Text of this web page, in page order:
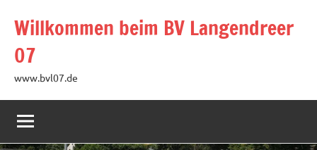
Inhalt
springen
Willkommen beim BV Langendreer
07
www.bvl07.de